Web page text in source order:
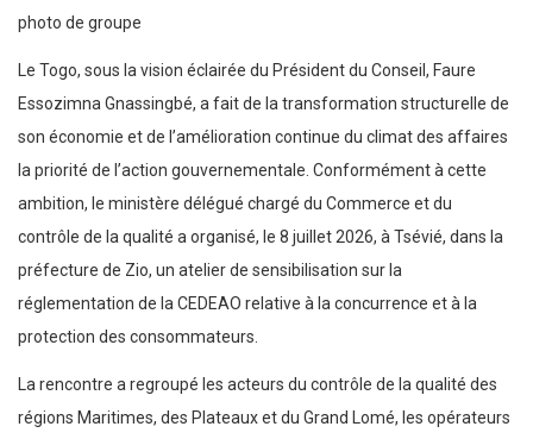
photo de groupe
Le Togo, sous la vision éclairée du Président du Conseil, Faure
Essozimna Gnassingbé, a fait de la transformation structurelle de
son économie et de l’amélioration continue du climat des affaires
la priorité de l’action gouvernementale. Conformément à cette
ambition, le ministère délégué chargé du Commerce et du
contrôle de la qualité a organisé, le 8 juillet 2026, à Tsévié, dans la
préfecture de Zio, un atelier de sensibilisation sur la
réglementation de la CEDEAO relative à la concurrence et à la
protection des consommateurs.
La rencontre a regroupé les acteurs du contrôle de la qualité des
régions Maritimes, des Plateaux et du Grand Lomé, les opérateurs